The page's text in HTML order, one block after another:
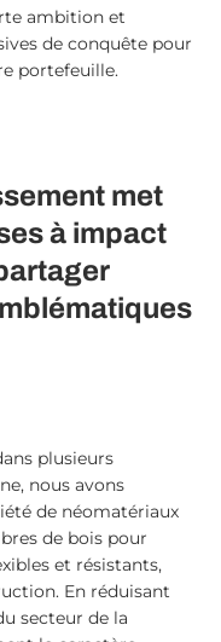
ambition et
de conquête pour
portefeuille.
met
à impact
plusieurs
nous avons
de néomatériaux
de bois pour
et résistants,
En réduisant
secteur de la